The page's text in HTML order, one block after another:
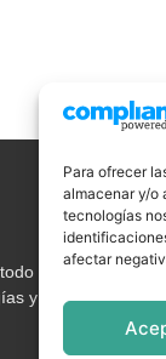
Para ofrecer
almacenar y/o
tecnologías
afectar
lo
y